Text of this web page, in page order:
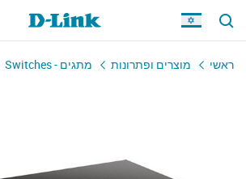
ראשי מוצרים ופתרונות מתגים - Switches